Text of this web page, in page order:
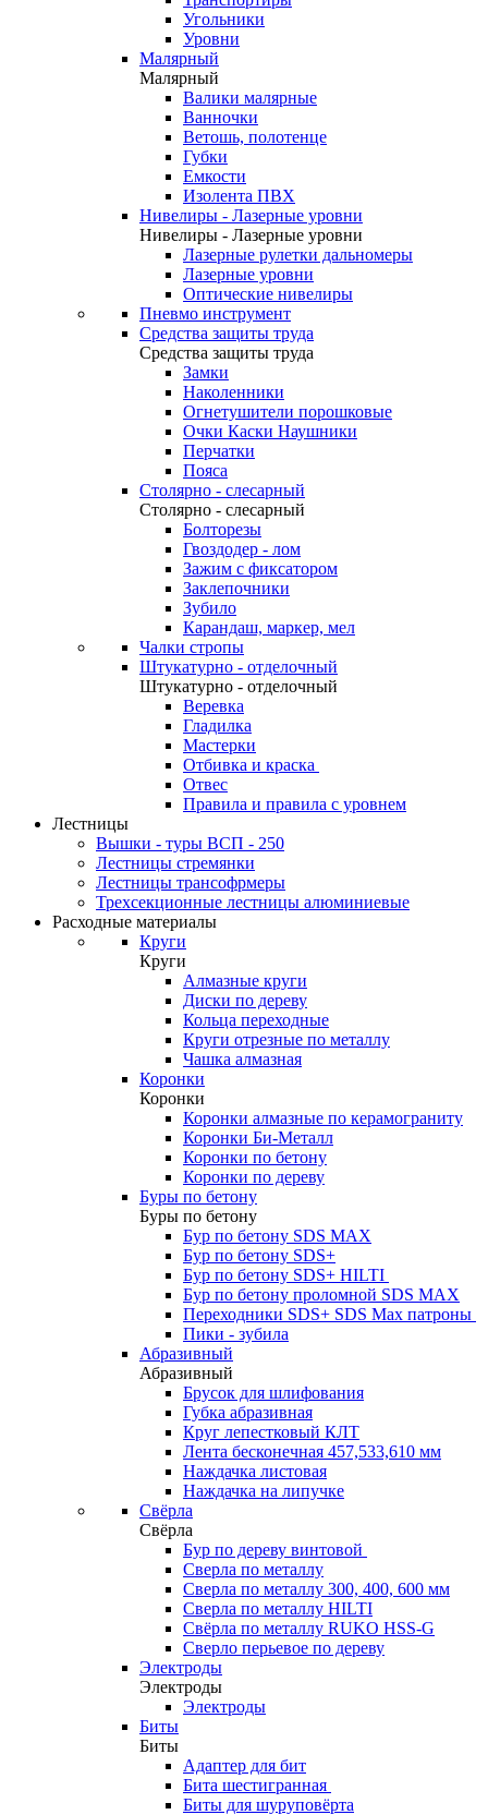
Угольники
Уровни
Малярный
Малярный
Валики малярные
Ванночки
Ветошь, полотенце
Губки
Емкости
Изолента ПВХ
Нивелиры - Лазерные уровни
Нивелиры - Лазерные уровни
Лазерные рулетки дальномеры
Лазерные уровни
Оптические нивелиры
Пневмо инструмент
Средства защиты труда
Средства защиты труда
Замки
Наколенники
Огнетушители порошковые
Очки Каски Наушники
Перчатки
Пояса
Столярно - слесарный
Столярно - слесарный
Болторезы
Гвоздодер - лом
Зажим с фиксатором
Заклепочники
Зубило
Карандаш, маркер, мел
Чалки стропы
Штукатурно - отделочный
Штукатурно - отделочный
Веревка
Гладилка
Мастерки
Отбивка и краска
Отвес
Правила и правила с уровнем
Лестницы
Вышки - туры ВСП - 250
Лестницы стремянки
Лестницы трансофрмеры
Трехсекционные лестницы алюминиевые
Расходные материалы
Круги
Круги
Алмазные круги
Диски по дереву
Кольца переходные
Круги отрезные по металлу
Чашка алмазная
Коронки
Коронки
Коронки алмазные по керамограниту
Коронки Би-Металл
Коронки по бетону
Коронки по дереву
Буры по бетону
Буры по бетону
Бур по бетону SDS MAX
Бур по бетону SDS+
Бур по бетону SDS+ HILTI
Бур по бетону проломной SDS MAX
Переходники SDS+ SDS Max патроны
Пики - зубила
Абразивный
Абразивный
Брусок для шлифования
Губка абразивная
Круг лепестковый КЛТ
Лента бесконечная 457,533,610 мм
Наждачка листовая
Наждачка на липучке
Свёрла
Свёрла
Бур по дереву винтовой
Сверла по металлу
Сверла по металлу 300, 400, 600 мм
Сверла по металлу HILTI
Свёрла по металлу RUKO HSS-G
Сверло перьевое по дереву
Электроды
Электроды
Электроды
Биты
Биты
Адаптер для бит
Бита шестигранная
Биты для шуруповёрта